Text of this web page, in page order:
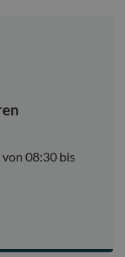
08:30 bis